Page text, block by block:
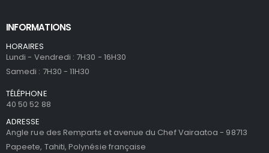
INFORMATIONS
HORAIRES
Lundi - Vendredi : 7H30 - 16H30
Samedi : 7H30 - 11H30
TÉLÉPHONE
40 50 52 88
ADRESSE
Angle rue des Remparts et avenue du Chef Vairaatoa - 98713
Papeete, Tahiti, Polynésie française